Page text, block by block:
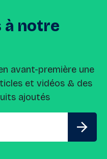
à notre
avant-première une
et vidéos & des
ajoutés